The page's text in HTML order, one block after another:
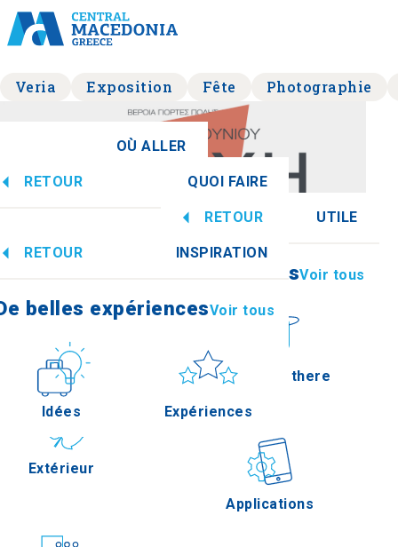
OÙ ALLER
Imathia
RETOUR QUOI FAIRE
Culture
Extérieur Gastronomie
RETOUR UTILE
InformationsVoir tous
How to get there
Applications
RETOUR INSPIRATION
belles expériencesVoir tous
Idées Expériences
Retour aux événements
Veria « Ville bruyante » 2025
jeudi 19 juin 2025 - dimanche 22 juin 2025
Veria Exposition Fête Photographie